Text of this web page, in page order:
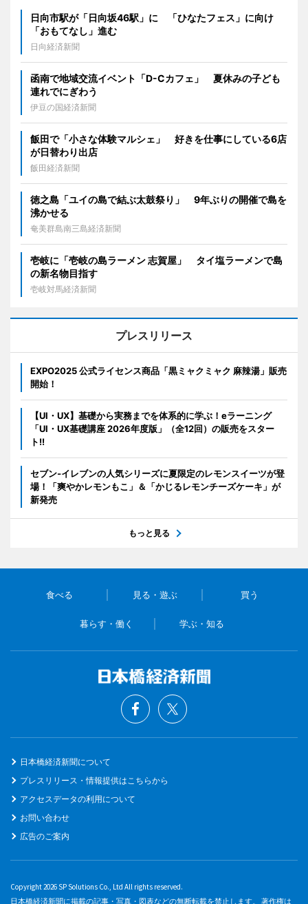
日向市駅が「日向坂46駅」に 「ひなたフェス」に向け
「おもてなし」進む
日向経済新聞
函南で地域交流イベント「D-Cカフェ」 夏休みの子ども
連れでにぎわう
伊豆の国経済新聞
飯田で「小さな体験マルシェ」 好きを仕事にしている6店
が日替わり出店
飯田経済新聞
徳之島「ユイの島で結ぶ太鼓祭り」 9年ぶりの開催で島を
沸かせる
奄美群島南三島経済新聞
壱岐に「壱岐の島ラーメン 志賀屋」 タイ塩ラーメンで島
の新名物目指す
壱岐対馬経済新聞
プレスリリース
EXPO2025 公式ライセンス商品「黒ミャクミャク 麻辣湯」販売
開始！
【UI・UX】基礎から実務までを体系的に学ぶ！eラーニング
「UI・UX基礎講座 2026年度版」（全12回）の販売をスター
ト!!
セブン‐イレブンの人気シリーズに夏限定のレモンスイーツが登
場！「爽やかレモンもこ」＆「かじるレモンチーズケーキ」が
新発売
もっと見る
食べる 見る・遊ぶ 買う
暮らす・働く 学ぶ・知る
日本橋経済新聞について
プレスリリース・情報提供はこちらから
アクセスデータの利用について
お問い合わせ
広告のご案内
Copyright 2026 SP Solutions Co., Ltd All rights reserved.
日本橋経済新聞に掲載の記事・写真・図表などの無断転載を禁止します。 著作権は